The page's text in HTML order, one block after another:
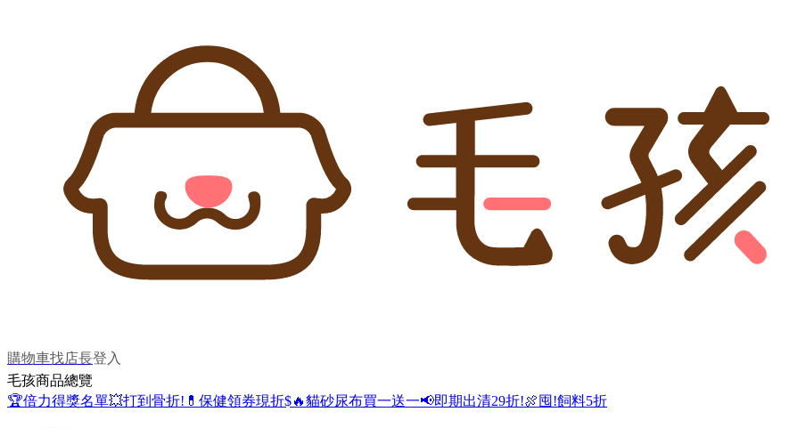
購物車找店長登入
毛孩商品總覽
🏆倍力得獎名單💥打到骨折! 💊保健領券現折$🔥貓砂尿布買一送一📢即期出清29折!🍖囤!飼料5折